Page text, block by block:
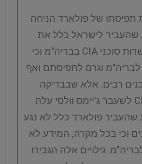
תפיסתו של פולארד הניחה
שהעביר לישראל כלל את
שמותיהם של עשרות סוכני CIA בבריה"מ וכי
וגרם לתפיסתם ואף
רבים. אלא שבבדיקה
שערך ראש ה-CIA לשעבר ג'יימס וולסי עלה
שהעביר פולארד כלל לא נגע
וכי בכל מקרה, המידע לא
גילויים אלה הגבירו